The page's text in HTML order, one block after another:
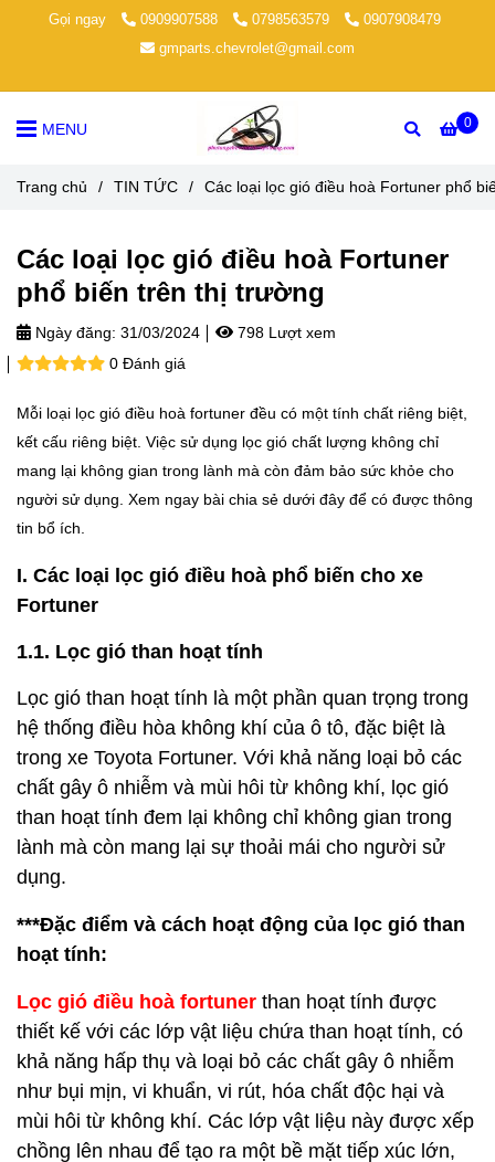
Gọi ngay 0909907588 0798563579
0907908479
gmparts.chevrolet@gmail.com
0
MENU
Trang chủ / TIN TỨC / Các loại lọc gió điều hoà Fortuner phổ
Các loại lọc gió điều hoà Fortuner
phổ biến trên thị trường
Ngày đăng: 31/03/2024
798 Lượt xem
0 Đánh giá
Mỗi loại lọc gió điều hoà fortuner đều có một tính chất riêng biệt,
kết cấu riêng biệt. Việc sử dụng lọc gió chất lượng không chỉ
mang lại không gian trong lành mà còn đảm bảo sức khỏe cho
người sử dụng. Xem ngay bài chia sẻ dưới đây để có được thông
tin bổ ích.
I. Các loại lọc gió điều hoà phổ biến cho xe
Fortuner
1.1. Lọc gió than hoạt tính
Lọc gió than hoạt tính là một phần quan trọng trong
hệ thống điều hòa không khí của ô tô, đặc biệt là
trong xe Toyota Fortuner. Với khả năng loại bỏ các
chất gây ô nhiễm và mùi hôi từ không khí, lọc gió
than hoạt tính đem lại không chỉ không gian trong
lành mà còn mang lại sự thoải mái cho người sử
dụng.
***Đặc điểm và cách hoạt động của lọc gió than
hoạt tính:
Lọc gió điều hoà fortuner than hoạt tính được
thiết kế với các lớp vật liệu chứa than hoạt tính, có
khả năng hấp thụ và loại bỏ các chất gây ô nhiễm
như bụi mịn, vi khuẩn, vi rút, hóa chất độc hại và
mùi hôi từ không khí. Các lớp vật liệu này được xếp
chồng lên nhau để tạo ra một bề mặt tiếp xúc lớn,